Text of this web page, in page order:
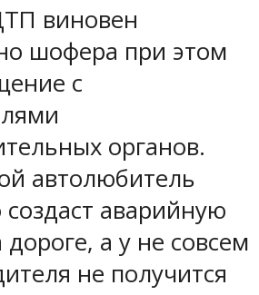
виновен
шофера при этом
с
органов.
автолюбитель
аварийную
а у не совсем
не получится